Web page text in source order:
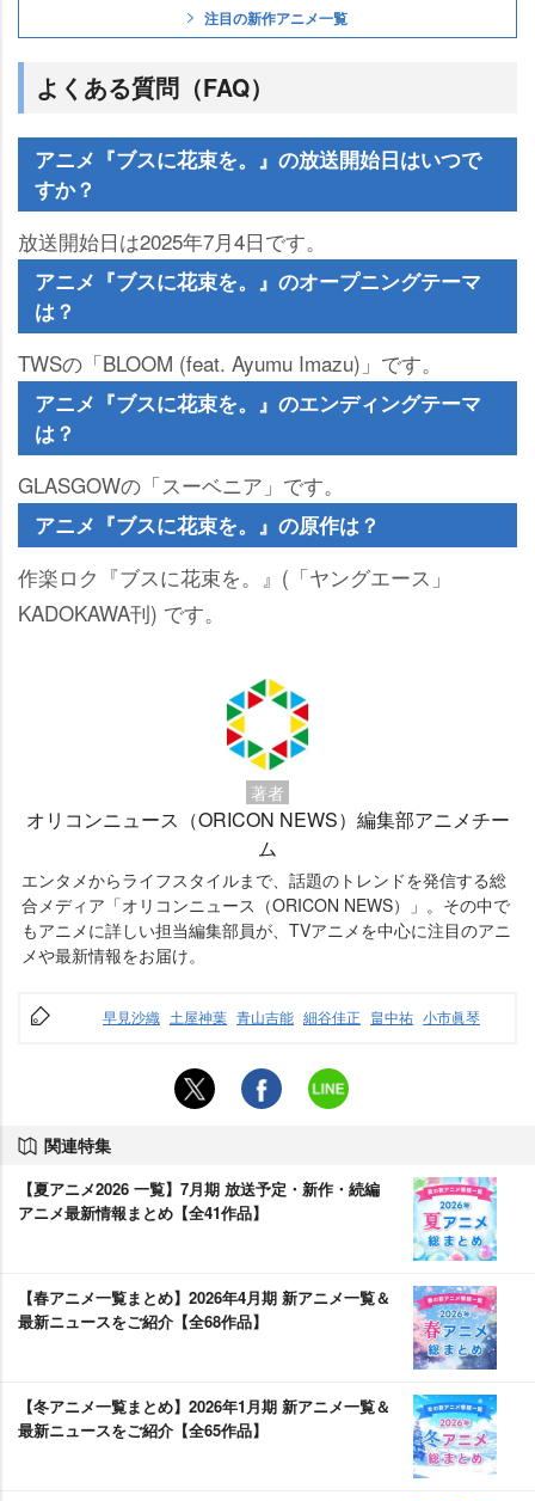
注目の新作アニメ一覧
よくある質問（FAQ）
アニメ『ブスに花束を。』の放送開始日はいつで
すか？
放送開始日は2025年7月4日です。
アニメ『ブスに花束を。』のオープニングテーマ
は？
TWSの「BLOOM (feat. Ayumu Imazu)」です。
アニメ『ブスに花束を。』のエンディングテーマ
は？
GLASGOWの「スーベニア」です。
アニメ『ブスに花束を。』の原作は？
作楽ロク『ブスに花束を。』(「ヤングエース」
KADOKAWA刊) です。
著者
オリコンニュース（ORICON NEWS）編集部アニメチー
ム
エンタメからライフスタイルまで、話題のトレンドを発信する総
合メディア「オリコンニュース（ORICON NEWS）」。その中で
もアニメに詳しい担当編集部員が、TVアニメを中心に注目のアニ
メや最新情報をお届け。
早見沙織 土屋神葉 青山吉能 細谷佳正 畠中祐 小市眞琴
関連特集
【夏アニメ2026 一覧】7月期 放送予定・新作・続編
アニメ最新情報まとめ【全41作品】
【春アニメ一覧まとめ】2026年4月期 新アニメ一覧＆
最新ニュースをご紹介【全68作品】
【冬アニメ一覧まとめ】2026年1月期 新アニメ一覧＆
最新ニュースをご紹介【全65作品】